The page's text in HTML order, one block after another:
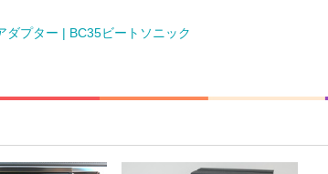
ダプター | BC35ビートソニック